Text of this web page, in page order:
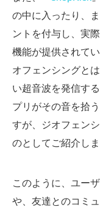
の中に入ったり、
ントを付与し、実
機能が提供されて
オフェンシングと
い超音波を発信す
プリがその音を拾
すが、ジオフェン
のとしてご紹介しま
このように、ユー
や、友達とのコミ